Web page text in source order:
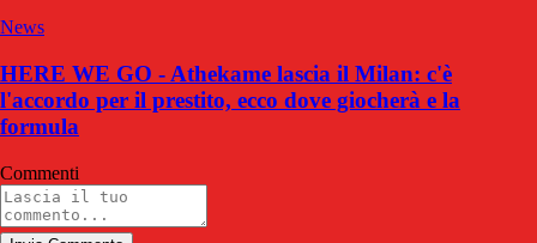
News
HERE WE GO - Athekame lascia il Milan: c'è
l'accordo per il prestito, ecco dove giocherà e la
formula
Commenti